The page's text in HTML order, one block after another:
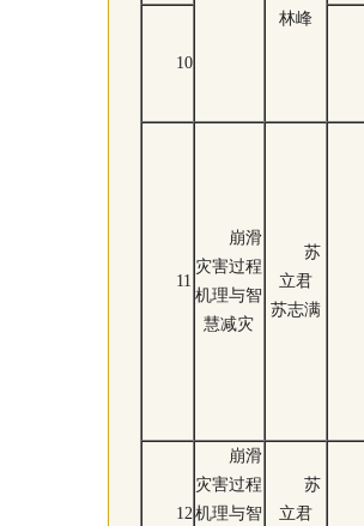
林峰
10
11
崩滑
灾害过程
机理与智
慧减灾
苏
立君
苏志满
12
崩滑
灾害过程
机理与智
苏
立君